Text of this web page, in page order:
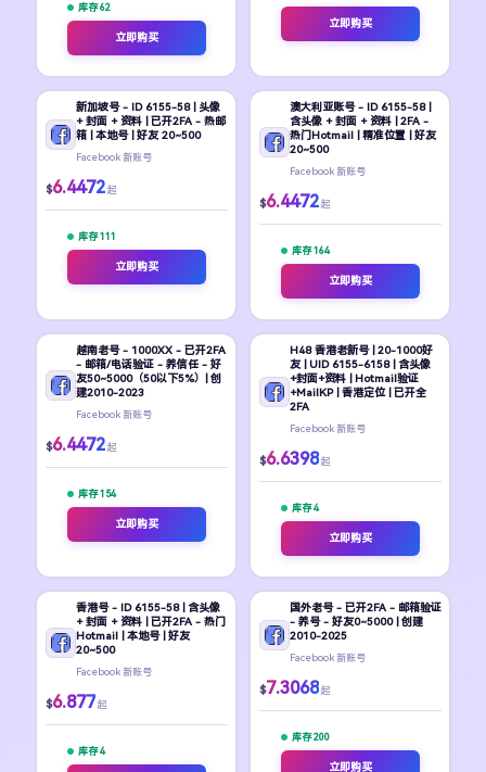
库存 62
立即购买
立即购买
新加坡号 - ID 6155-58 | 头像
+ 封面 + 资料 | 已开2FA - 热邮
箱 | 本地号 | 好友 20~500
Facebook 新账号
$6.4472 起
库存 111
立即购买
澳大利亚账号 - ID 6155-58 |
含头像 + 封面 + 资料 | 2FA -
热门Hotmail | 精准位置 | 好友
20~500
Facebook 新账号
$6.4472 起
库存 164
立即购买
越南老号 - 1000XX - 已开2FA
- 邮箱/电话验证 - 养信任 - 好
友50~5000（50以下5%）| 创
建2010-2023
Facebook 新账号
$6.4472 起
库存 154
立即购买
H48 香港老新号 | 20-1000好
友 | UID 6155-6158 | 含头像
+封面+资料 | Hotmail验证
+MailKP | 香港定位 | 已开全
2FA
Facebook 新账号
$6.6398 起
库存 4
立即购买
香港号 - ID 6155-58 | 含头像
+ 封面 + 资料 | 已开2FA - 热门
Hotmail | 本地号 | 好友
20~500
Facebook 新账号
$6.877 起
库存 4
国外老号 - 已开2FA - 邮箱验证
- 养号 - 好友0~5000 | 创建
2010-2025
Facebook 新账号
$7.3068 起
库存 200
立即购买